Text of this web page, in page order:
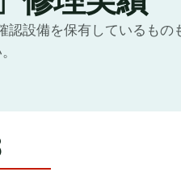
設備を保有しているも